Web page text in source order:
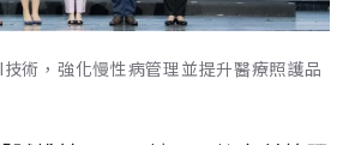
術，強化慢性病管理並提升醫療照護品